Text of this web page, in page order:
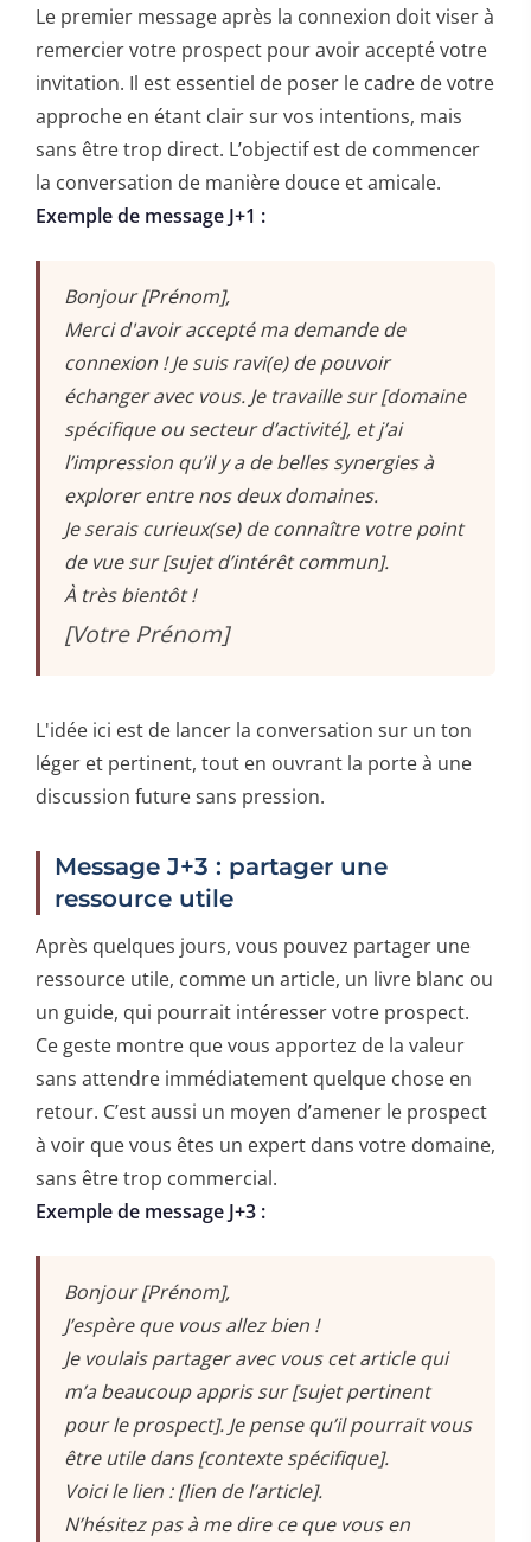
Le premier message après la connexion doit viser à
remercier votre prospect pour avoir accepté votre
invitation. Il est essentiel de poser le cadre de votre
approche en étant clair sur vos intentions, mais
sans être trop direct. L’objectif est de commencer
la conversation de manière douce et amicale.
Exemple de message J+1 :
Bonjour [Prénom],
Merci d'avoir accepté ma demande de
connexion ! Je suis ravi(e) de pouvoir
échanger avec vous. Je travaille sur [domaine
spécifique ou secteur d’activité], et j’ai
l’impression qu’il y a de belles synergies à
explorer entre nos deux domaines.
Je serais curieux(se) de connaître votre point
de vue sur [sujet d’intérêt commun].
À très bientôt !
[Votre Prénom]
L'idée ici est de lancer la conversation sur un ton
léger et pertinent, tout en ouvrant la porte à une
discussion future sans pression.
Message J+3 : partager une
ressource utile
Après quelques jours, vous pouvez partager une
ressource utile, comme un article, un livre blanc ou
un guide, qui pourrait intéresser votre prospect.
Ce geste montre que vous apportez de la valeur
sans attendre immédiatement quelque chose en
retour. C’est aussi un moyen d’amener le prospect
à voir que vous êtes un expert dans votre domaine,
sans être trop commercial.
Exemple de message J+3 :
Bonjour [Prénom],
J’espère que vous allez bien !
Je voulais partager avec vous cet article qui
m’a beaucoup appris sur [sujet pertinent
pour le prospect]. Je pense qu’il pourrait vous
être utile dans [contexte spécifique].
Voici le lien : [lien de l’article].
N’hésitez pas à me dire ce que vous en